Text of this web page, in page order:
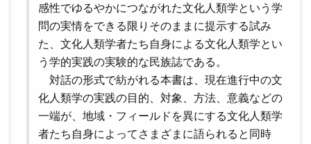
感性でゆるやかにつながれた文化人類学という学
問の実情をできる限りそのままに提示する試み
た、文化人類学者たち自身による文化人類学とい
う学的実践の実験的な民族誌である。
対話の形式で紡がれる本書は、現在進行中の文
化人類学の実践の目的、対象、方法、意義などの
一端が、地域・フィールドを異にする文化人類学
者たち自身によってさまざまに語られると同時